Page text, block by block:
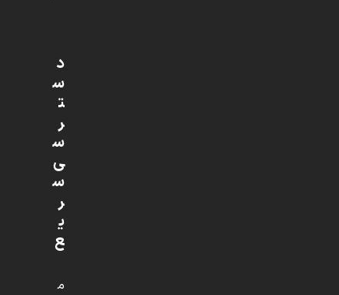
د
س
ت
ر
س
ی
س
ر
ی
ع
م